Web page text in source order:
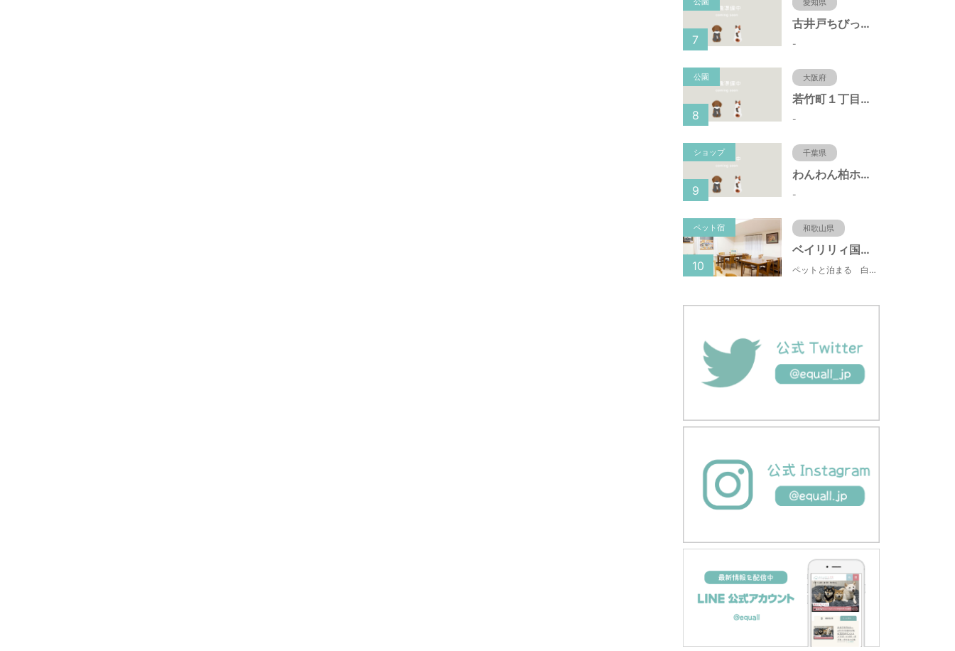
古井戸ちびっ子広場（愛知県大府市）
-
7
公園 大阪府
若竹町１丁目第３公園（大阪府豊中市）
-
8
ショップ 千葉県
わんわん柏ホームビレッジ（老犬ホーム・老犬ホテル）
-
9
ペット宿 和歌山県
ベイリリィ国民宿舎しらゆり荘
ペットと泊まる 白浜温泉 ベイリリィ国民宿舎しらゆり荘
10